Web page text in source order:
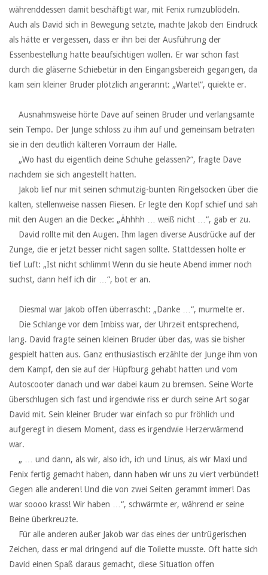
währenddessen damit beschäftigt war, mit Fenix rumzublödeln.
Auch als David sich in Bewegung setzte, machte Jakob den Eindruck
als hätte er vergessen, dass er ihn bei der Ausführung der
Essenbestellung hatte beaufsichtigen wollen. Er war schon fast
durch die gläserne Schiebetür in den Eingangsbereich gegangen, da
kam sein kleiner Bruder plötzlich angerannt: „Warte!“, quiekte er.
sein Tempo. Der Junge schloss zu ihm auf und gemeinsam betraten
sie in den deutlich kälteren Vorraum der Halle.
nachdem sie sich angestellt hatten.
kalten, stellenweise nassen Fliesen. Er legte den Kopf schief und sah
mit den Augen an die Decke: „Ähhhh … weiß nicht …“, gab er zu.
Zunge, die er jetzt besser nicht sagen sollte. Stattdessen holte er
tief Luft: „Ist nicht schlimm! Wenn du sie heute Abend immer noch
suchst, dann helf ich dir …“, bot er an.
‏ ‏ ‏Diesmal war Jakob offen überrascht: „Danke …“, murmelte er.
lang. David fragte seinen kleinen Bruder über das, was sie bisher
gespielt hatten aus. Ganz enthusiastisch erzählte der Junge ihm von
dem Kampf, den sie auf der Hüpfburg gehabt hatten und vom
Autoscooter danach und war dabei kaum zu bremsen. Seine Worte
überschlugen sich fast und irgendwie riss er durch seine Art sogar
David mit. Sein kleiner Bruder war einfach so pur fröhlich und
aufgeregt in diesem Moment, dass es irgendwie Herzerwärmend
war.
Fenix fertig gemacht haben, dann haben wir uns zu viert verbündet!
Gegen alle anderen! Und die von zwei Seiten gerammt immer! Das
war soooo krass! Wir haben …“, schwärmte er, während er seine
Beine überkreuzte.
Zeichen, dass er mal dringend auf die Toilette musste. Oft hatte sich
David einen Spaß daraus gemacht, diese Situation offen